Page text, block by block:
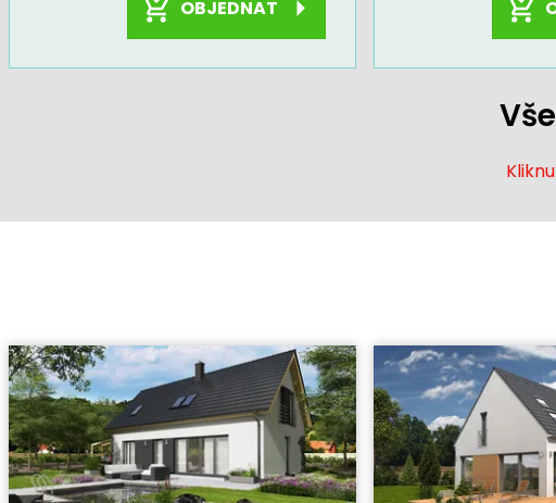
OBJEDNAT